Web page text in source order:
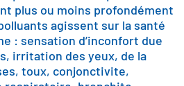
plus ou moins profondément
agissent sur la santé
: sensation d’inconfort due
irritation des yeux, de la
toux, conjonctivite,